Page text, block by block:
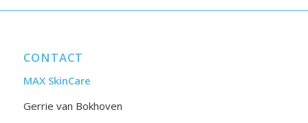
CONTACT
MAX SkinCare
Gerrie van Bokhoven